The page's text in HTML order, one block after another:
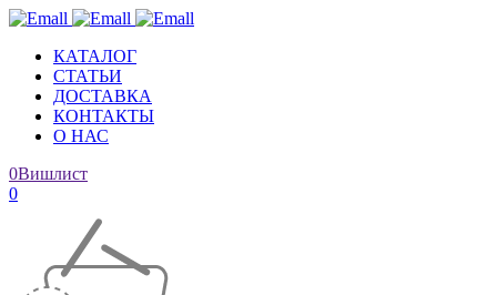
КАТАЛОГ
СТАТЬИ
ДОСТАВКА
КОНТАКТЫ
О НАС
0Вишлист
0